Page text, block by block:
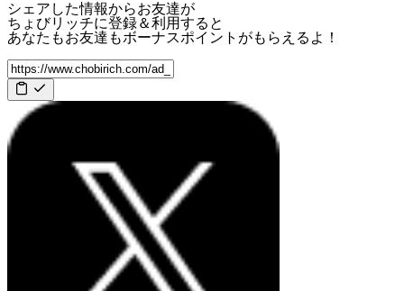
シェアした情報からお友達が
ちょびリッチに登録＆利用すると
あなたもお友達もボーナスポイント がもらえるよ！